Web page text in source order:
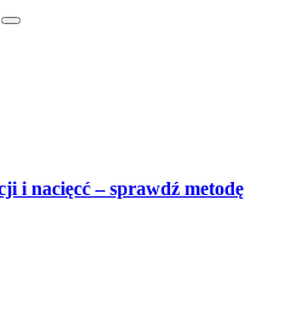
i nacięcć – sprawdź metodę